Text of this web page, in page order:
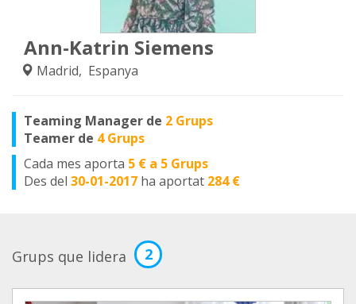
Ann-Katrin Siemens
Madrid, Espanya
Teaming Manager de 2 Grups
Teamer de 4 Grups
Cada mes aporta 5 € a 5 Grups
Des del 30-01-2017 ha aportat 284 €
Grups que lidera 2